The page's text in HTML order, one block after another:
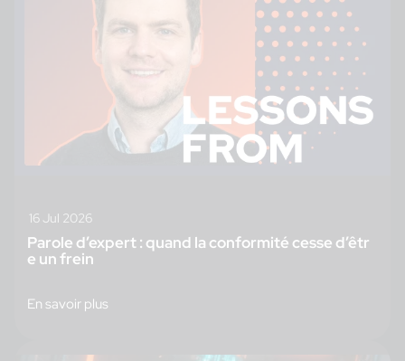
16 Jul 2026
Parole d’expert : quand la conformité cesse d’êtr
e un frein
En savoir plus